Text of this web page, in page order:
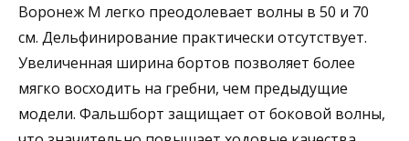
Воронеж М легко преодолевает волны в 50 и 70
см. Дельфинирование практически отсутствует.
Увеличенная ширина бортов позволяет более
мягко восходить на гребни, чем предыдущие
модели. Фальшборт защищает от боковой волны,